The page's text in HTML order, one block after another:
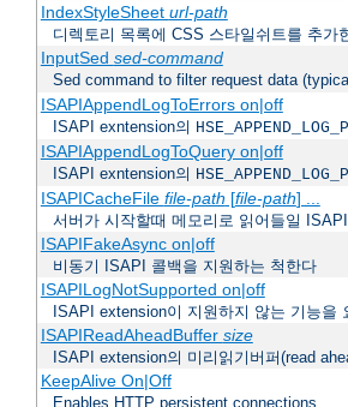
IndexStyleSheet url-path
디렉토리 목록에 CSS 스타일쉬트를 추가
InputSed sed-command
Sed command to filter request data
ISAPIAppendLogToErrors on|off
ISAPI exntension의
ISAPIAppendLogToQuery on|off
ISAPI exntension의
ISAPICacheFile file-path [file-path] ...
서버가 시작할때 메모리로 읽어들일
ISAPIFakeAsync on|off
비동기 ISAPI 콜백을 지원하는 척한다
ISAPILogNotSupported on|off
ISAPI extension이 지원하지 않는 기능을
ISAPIReadAheadBuffer size
ISAPI extension의 미리읽기버퍼(read
KeepAlive On|Off
Enables HTTP persistent connections